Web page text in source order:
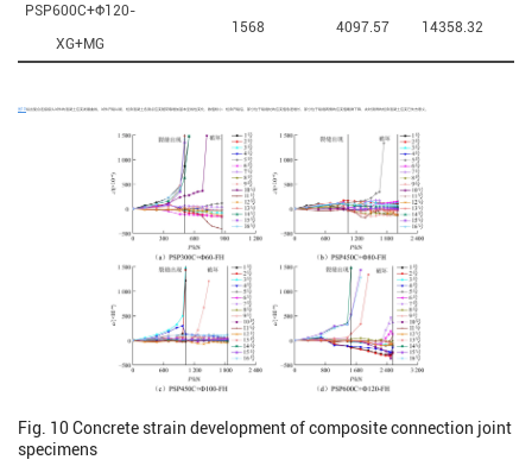
PSP600C+Ф120-
XG+MG
1568 4097.57 14358.32
图10 给出复合连接接头试件的混凝土应变发展曲线。试件开裂以前，桩身混凝土各测点应变随荷载增加基本呈线性变化，数值较小；桩身开裂后，部分位于裂缝处的应变值急速增长，部分位于裂缝两侧的应变值略微下降，此时测得的桩身混凝土应变已失去意义。
Fig. 10Concrete strain development of composite connection joint
specimens